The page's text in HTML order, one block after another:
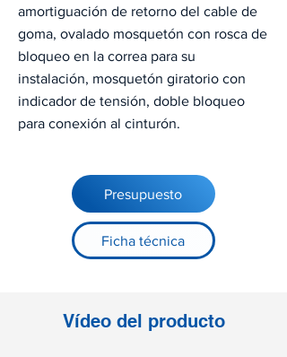
amortiguación de retorno del cable de
goma, ovalado mosquetón con rosca de
bloqueo en la correa para su
instalación, mosquetón giratorio con
indicador de tensión, doble bloqueo
para conexión al cinturón.
Presupuesto
Ficha técnica
Vídeo del producto